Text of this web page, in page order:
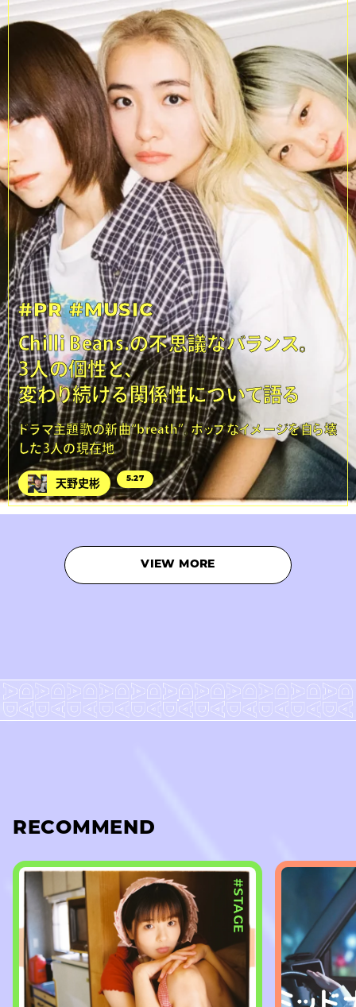
#PR #MUSIC
Chilli Beans.の不思議なバランス。
3人の個性と、
変わり続ける関係性について語る
ドラマ主題歌の新曲“breath”。ポップなイメージを自ら壊
した3人の現在地
天野史彬 5.27
VIEW MORE
RECOMMEND
#STAGE